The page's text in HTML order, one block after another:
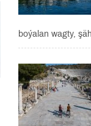
boýalan wagty,